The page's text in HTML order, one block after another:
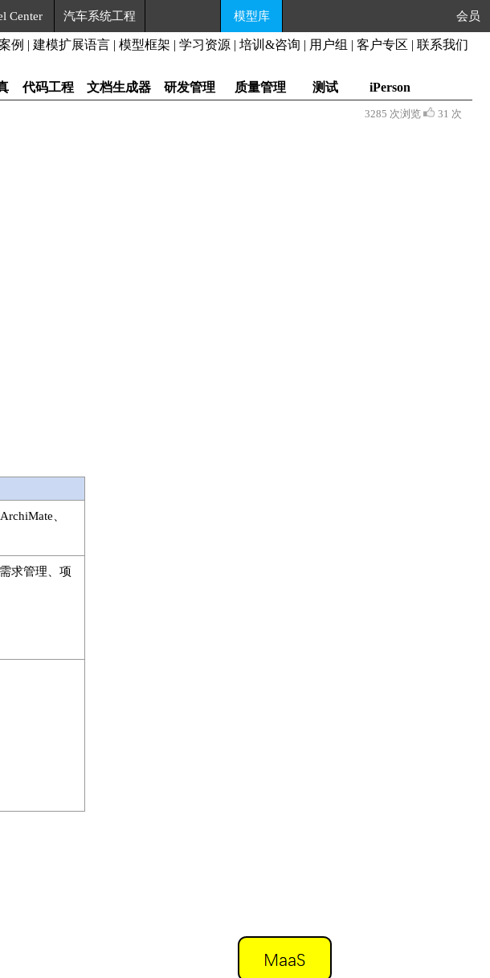
Center 汽车系统工程 模型库 会员
例 | 建模扩展语言 | 模型框架 | 学习资源 | 培训&咨询 | 用户组 | 客户专区 | 联系我们
代码工程 文档生成器 研发管理 质量管理 测试 iPerson
3285 次浏览 31 次
、
求管理、项